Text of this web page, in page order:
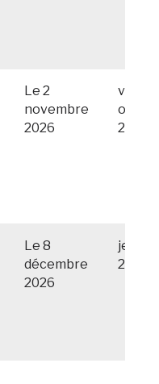
Le 2
novembre
2026
2026
Le 8
décembre
2026
jeudi
2026